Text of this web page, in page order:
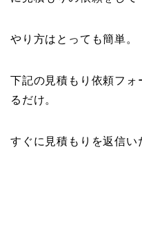
やり方はとっても簡単。
下記の見積もり依頼フ
るだけ。
すぐに見積もりを返信い